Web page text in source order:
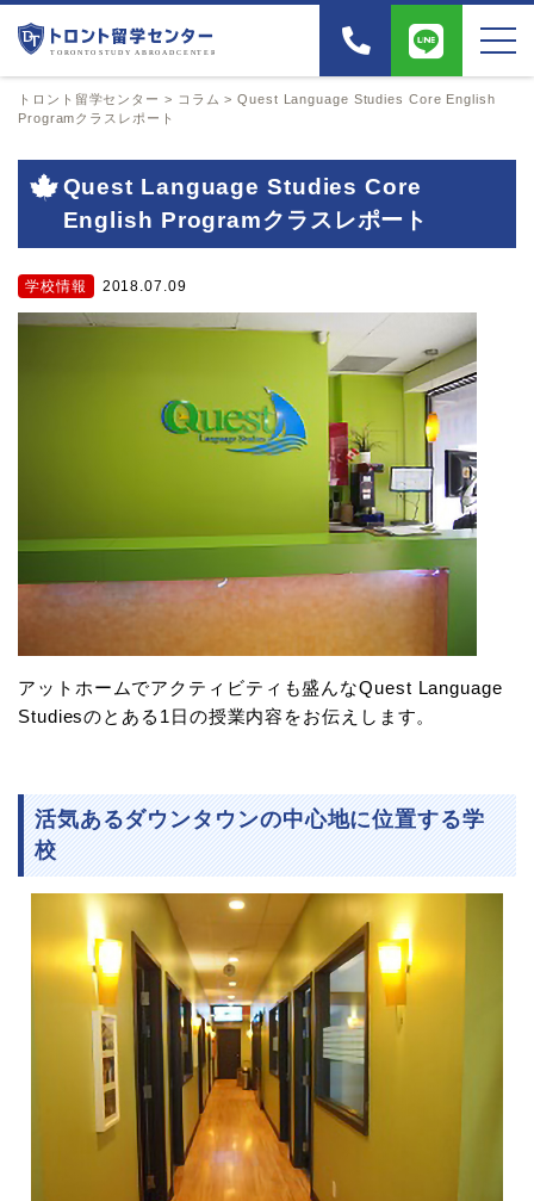
トロント留学センター > コラム >Quest Language Studies Core English
Programクラスレポート
Quest Language Studies Core
English Programクラスレポート
学校情報 2018.07.09
アットホームでアクティビティも盛んなQuest Language
Studiesのとある1日の授業内容をお伝えします。
活気あるダウンタウンの中心地に位置する学
校